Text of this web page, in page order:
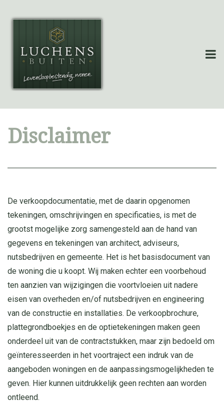
Disclaimer
De verkoopdocumentatie, met de daarin opgenomen
tekeningen, omschrijvingen en specificaties, is met de
grootst mogelijke zorg samengesteld aan de hand van
gegevens en tekeningen van architect, adviseurs,
nutsbedrijven en gemeente. Het is het basisdocument van
de woning die u koopt. Wij maken echter een voorbehoud
ten aanzien van wijzigingen die voortvloeien uit nadere
eisen van overheden en/of nutsbedrijven en engineering
van de constructie en installaties. De verkoopbrochure,
plattegrondboekjes en de optietekeningen maken geen
onderdeel uit van de contractstukken, maar zijn bedoeld om
geïnteresseerden in het voortraject een indruk van de
aangeboden woningen en de aanpassingsmogelijkheden te
geven. Hier kunnen uitdrukkelijk geen rechten aan worden
ontleend.